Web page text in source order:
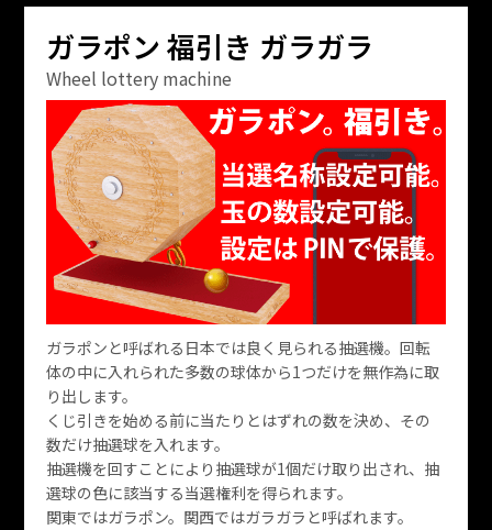
ガラポン 福引き ガラガラ
Wheel lottery machine
ガラポンと呼ばれる日本では良く見られる抽選機。回転
体の中に入れられた多数の球体から1つだけを無作為に取
り出します。
くじ引きを始める前に当たりとはずれの数を決め、その
数だけ抽選球を入れます。
抽選機を回すことにより抽選球が1個だけ取り出され、抽
選球の色に該当する当選権利を得られます。
関東ではガラポン。関西ではガラガラと呼ばれます。